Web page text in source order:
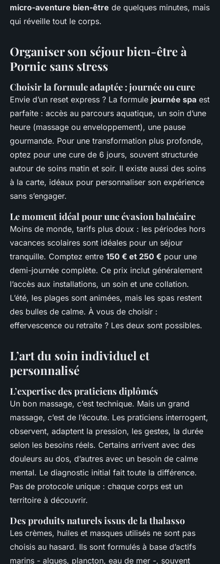
micro-aventure bien-être de quelques minutes, mais
qui réveille tout le corps.
Organiser son séjour bien-être à
Pornic sans stress
Choisir la formule adaptée : journée ou cure
Envie d’un reset express ? La formule journée spa est
parfaite : accès au parcours aquatique, un soin d’une
heure (massage ou enveloppement), une pause
gourmande. Pour une transformation plus profonde,
optez pour une cure de 6 jours, souvent structurée
autour de soins matin et soir. Il existe aussi des soins
à la carte, idéaux pour personnaliser son expérience
sans s’engager.
Le moment idéal pour une évasion balnéaire
Moins de monde, tarifs plus doux : les périodes hors
vacances scolaires sont idéales pour un séjour
tranquille. Comptez entre 150 € et 250 € pour une
demi-journée complète. Ce prix inclut généralement
l’accès aux installations, un soin et une collation.
L’été, les plages sont animées, mais les spas restent
des bulles de calme. À vous de choisir :
effervescence ou retraite ? Les deux sont possibles.
L’art du soin individuel et
personnalisé
L’expertise des praticiens diplômés
Un bon massage, c’est technique. Mais un grand
massage, c’est de l’écoute. Les praticiens interrogent,
observent, adaptent la pression, les gestes, la durée
selon les besoins réels. Certains arrivent avec des
douleurs au dos, d’autres avec un besoin de calme
mental. Le diagnostic initial fait toute la différence.
Pas de protocole unique : chaque corps est un
territoire à découvrir.
Des produits naturels issus de la thalasso
Les crèmes, huiles et masques utilisés ne sont pas
choisis au hasard. Ils sont formulés à base d’actifs
marins - algues, plancton, eau de mer -, souvent